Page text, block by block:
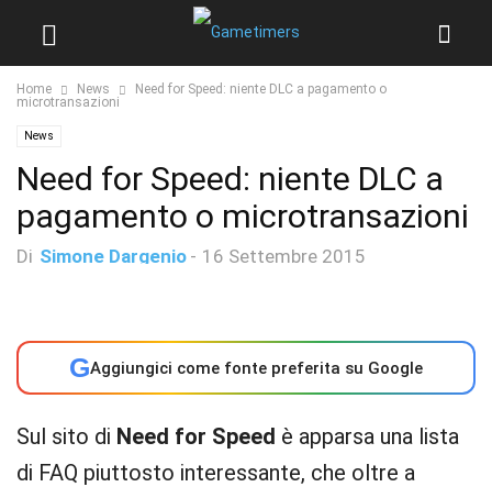
Home News
Need for Speed: niente DLC a pagamento o
microtransazioni
News
Need for Speed: niente DLC a
pagamento o microtransazioni
Di Simone Dargenio - 16 Settembre 2015
GAggiungici come fonte preferita su Google
Sul sito di Need for Speed è apparsa una lista
di FAQ piuttosto interessante, che oltre a